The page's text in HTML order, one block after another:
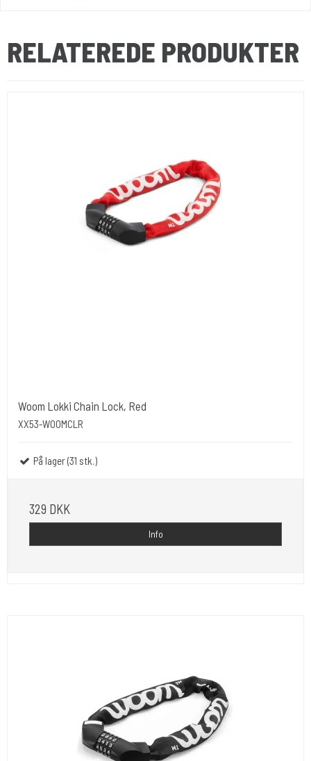
RELATEREDE PRODUKTER
Woom Lokki Chain Lock, Red
XX53-WOOMCLR
På lager (31 stk.)
329 DKK
Info